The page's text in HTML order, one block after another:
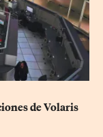
de Volaris